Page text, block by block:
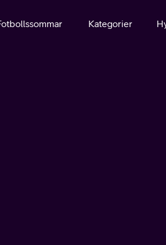
Kategorier